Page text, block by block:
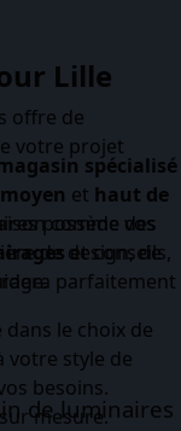
offre de
votre projet
possède des
de design, de
le choix de
votre style de
besoins.
mesure.
Lille
spécialisé
moyen et haut de
comme vos
et conseils,
parfaitement
de luminaires